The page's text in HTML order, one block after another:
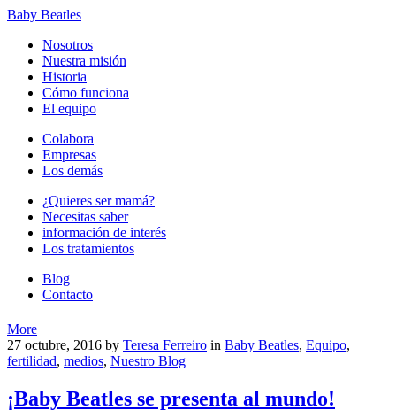
Baby Beatles
Nosotros
Nuestra misión
Historia
Cómo funciona
El equipo
Colabora
Empresas
Los demás
¿Quieres ser mamá?
Necesitas saber
información de interés
Los tratamientos
Blog
Contacto
More
27 octubre, 2016 by Teresa Ferreiro in Baby Beatles, Equipo,
fertilidad, medios, Nuestro Blog
¡Baby Beatles se presenta al mundo!